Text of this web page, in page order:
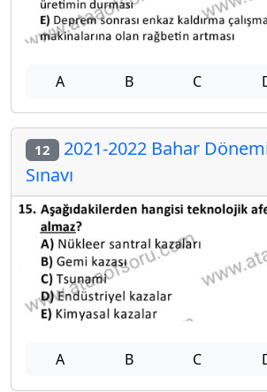
A B C
12 2021-2022 Bahar
Sınavı
A B C